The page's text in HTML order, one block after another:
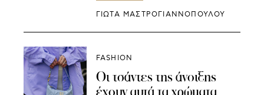
ΓΙΩΤΑ ΜΑΣΤΡΟΓΙΑΝΝΟΠΟΥΛΟΥ
FASHION
Οι τσάντες της άνοιξης